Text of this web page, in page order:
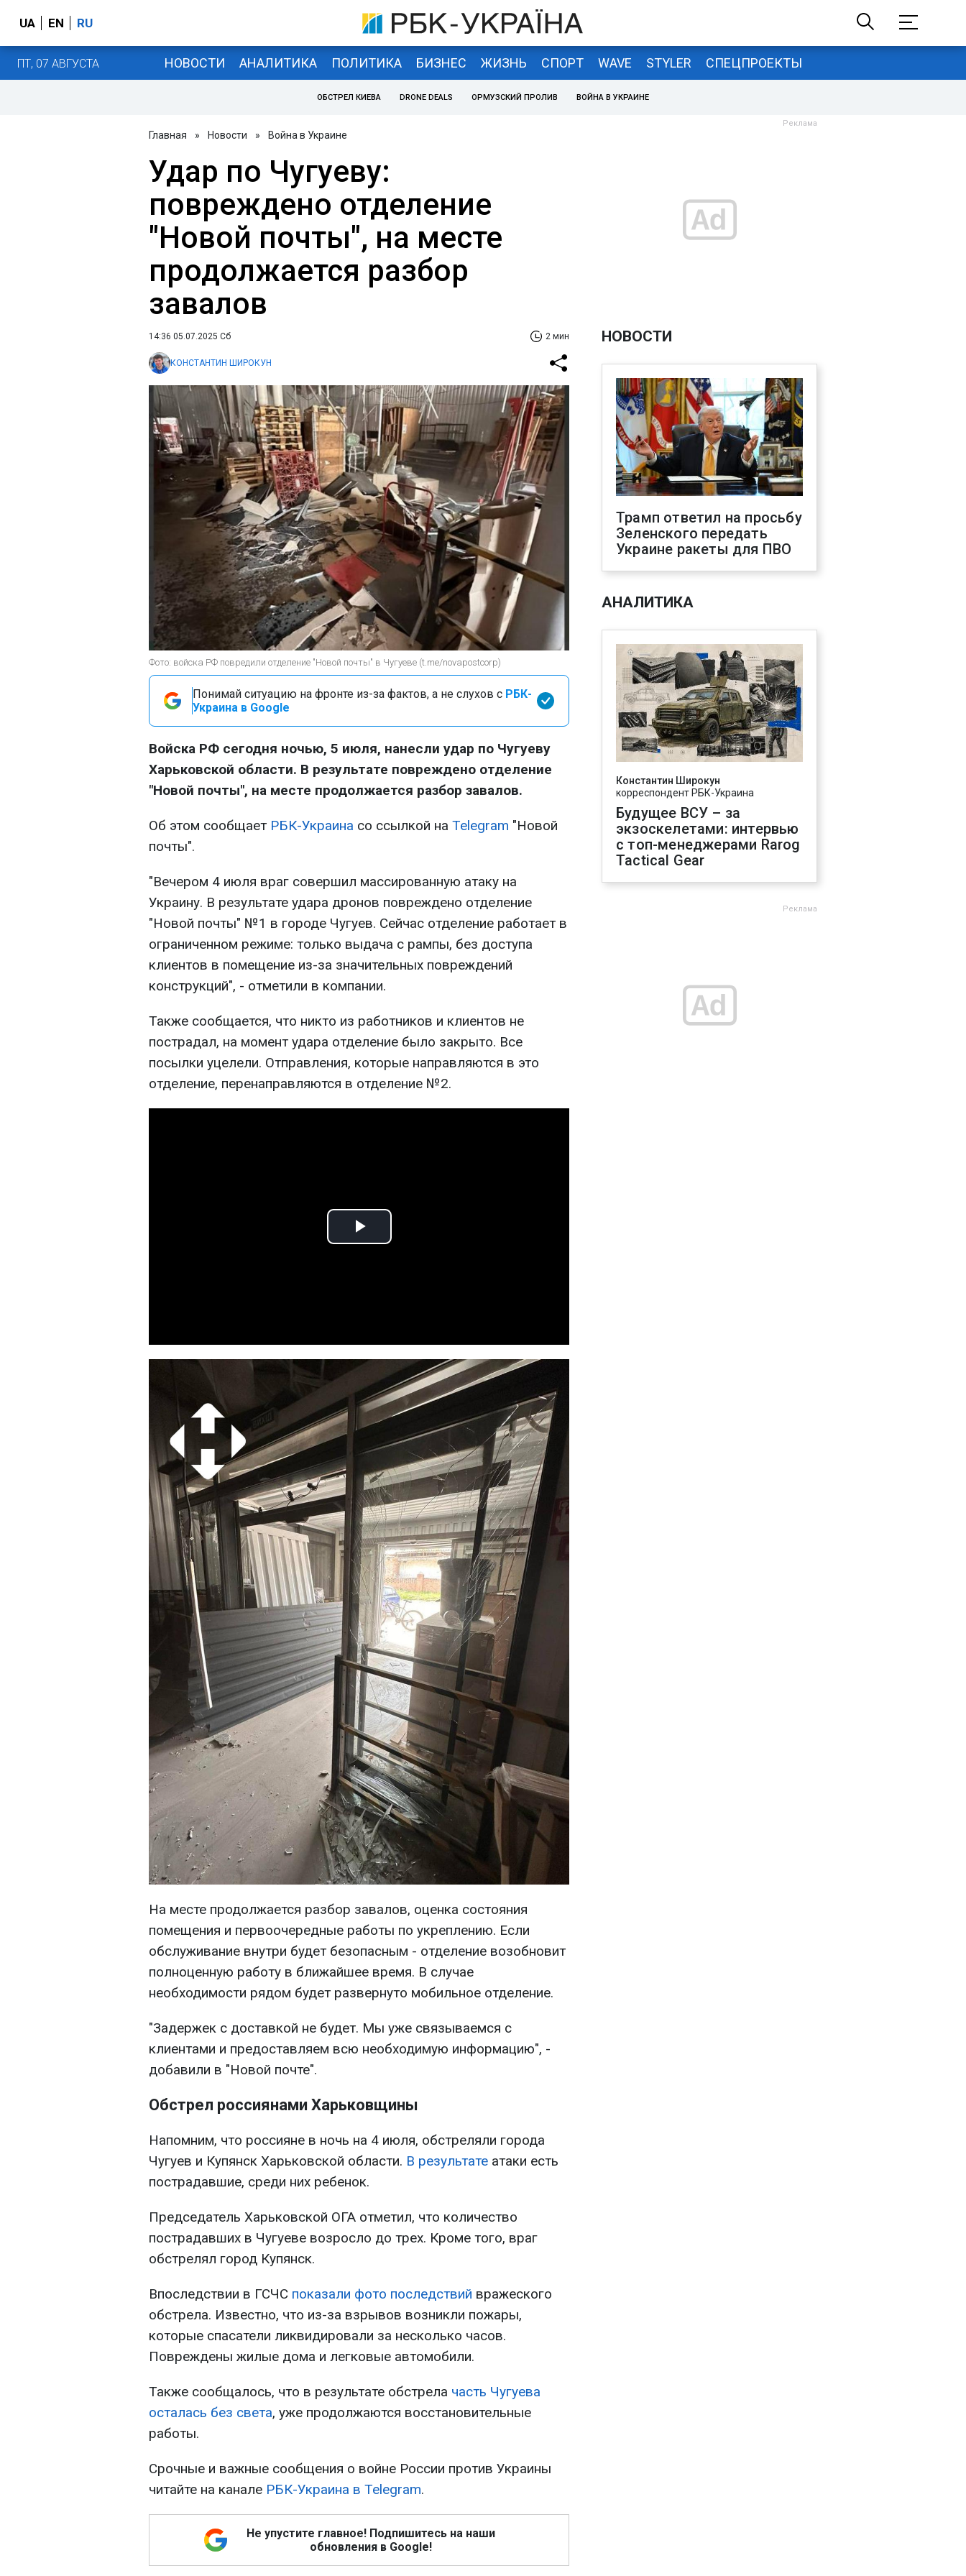
UA EN RU
ПТ, 07 АВГУСТА НОВОСТИ АНАЛИТИКА ПОЛИТИКА БИЗНЕС ЖИЗНЬ СПОРТ WAVE STYLER СПЕЦПРОЕКТЫ
ОБСТРЕЛ КИЕВА DRONE DEALS ОРМУЗСКИЙ ПРОЛИВ ВОЙНА В УКРАИНЕ
Главная » Новости » Война в Украине
Удар по Чугуеву:
повреждено отделение
"Новой почты", на месте
продолжается разбор
завалов
14:36 05.07.2025 Сб 2 мин
КОНСТАНТИН ШИРОКУН
Фото: войска РФ повредили отделение "Новой почты" в Чугуеве (t.me/novapostcorp)
Понимай ситуацию на фронте из-за фактов, а не слухов с РБК-
Украина в Google
Войска РФ сегодня ночью, 5 июля, нанесли удар по Чугуеву
Харьковской области. В результате повреждено отделение
"Новой почты", на месте продолжается разбор завалов.
Об этом сообщает РБК-Украина со ссылкой на Telegram "Новой
почты".
"Вечером 4 июля враг совершил массированную атаку на
Украину. В результате удара дронов повреждено отделение
"Новой почты" №1 в городе Чугуев. Сейчас отделение работает в
ограниченном режиме: только выдача с рампы, без доступа
клиентов в помещение из-за значительных повреждений
конструкций", - отметили в компании.
Также сообщается, что никто из работников и клиентов не
пострадал, на момент удара отделение было закрыто. Все
посылки уцелели. Отправления, которые направляются в это
отделение, перенаправляются в отделение №2.
Play
На месте продолжается разбор завалов, оценка состояния
помещения и первоочередные работы по укреплению. Если
обслуживание внутри будет безопасным - отделение возобновит
полноценную работу в ближайшее время. В случае
необходимости рядом будет развернуто мобильное отделение.
"Задержек с доставкой не будет. Мы уже связываемся с
клиентами и предоставляем всю необходимую информацию", -
добавили в "Новой почте".
Обстрел россиянами Харьковщины
Напомним, что россияне в ночь на 4 июля, обстреляли города
Чугуев и Купянск Харьковской области. В результате атаки есть
пострадавшие, среди них ребенок.
Председатель Харьковской ОГА отметил, что количество
пострадавших в Чугуеве возросло до трех. Кроме того, враг
обстрелял город Купянск.
Впоследствии в ГСЧС показали фото последствий вражеского
обстрела. Известно, что из-за взрывов возникли пожары,
которые спасатели ликвидировали за несколько часов.
Повреждены жилые дома и легковые автомобили.
Также сообщалось, что в результате обстрела часть Чугуева
осталась без света, уже продолжаются восстановительные
работы.
Срочные и важные сообщения о войне России против Украины
читайте на канале РБК-Украина в Telegram.
Не упустите главное! Подпишитесь на наши
обновления в Google!
НОВОСТИ
Трамп ответил на просьбу
Зеленского передать
Украине ракеты для ПВО
АНАЛИТИКА
Константин Широкун
корреспондент РБК-Украина
Будущее ВСУ – за
экзоскелетами: интервью
с топ-менеджерами Rarog
Tactical Gear